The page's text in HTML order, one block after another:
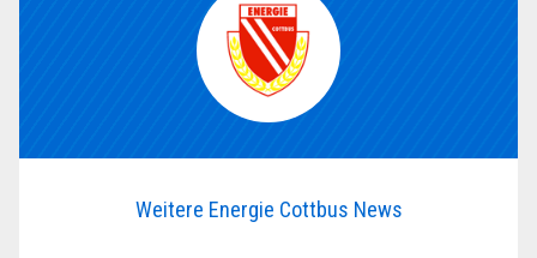
Weitere Energie Cottbus News